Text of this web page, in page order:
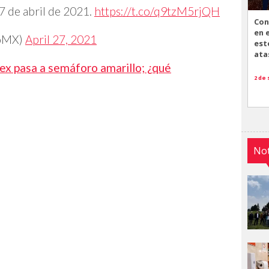
de abril de 2021. https://t.co/q9tzM5rjQH
April 27, 2021
pasa a semáforo amarillo; ¿qué
en
2 de